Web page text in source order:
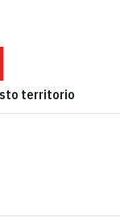
territorio